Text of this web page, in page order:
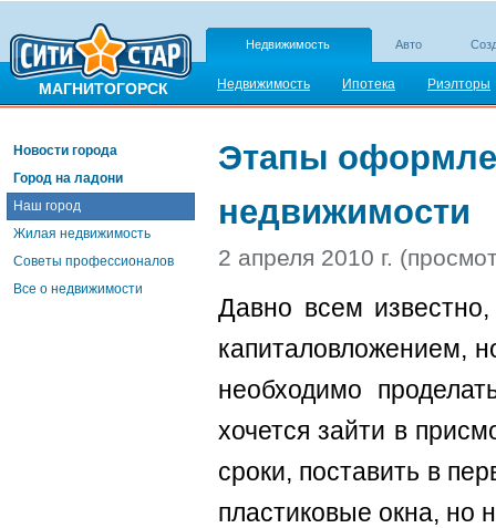
МАГНИТОГОРСК
Недвижимость Авто
Недвижимость Ипотека Риэлторы
Новости города
Город на ладони
Наш город
Жилая недвижимость
Советы профессионалов
Все о недвижимости
Этапы
недвижимости
2 апреля 2010 г.
Давно всем
капиталовложением,
необходимо
хочется зайти в
сроки, поставить в
пластиковые окна, но